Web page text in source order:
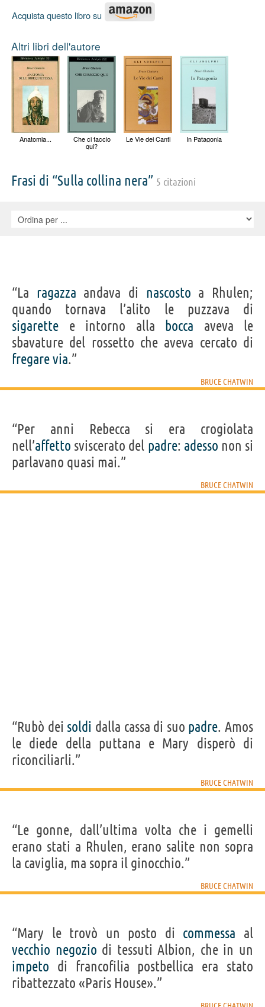
Acquista questo libro su
Altri libri dell'autore
Anatomia... Che ci faccio
qui?
Le Vie dei Canti In Patagonia
Frasi di “Sulla collina nera” 5 citazioni
“La ragazza andava di nascosto a Rhulen;
quando tornava l’alito le puzzava di
sigarette e intorno alla bocca aveva le
sbavature del rossetto che aveva cercato di
fregarevia.”
BRUCE CHATWIN
“Per anni Rebecca si era crogiolata
nell’affetto sviscerato del padre: adesso non si
parlavano quasi mai.”
BRUCE CHATWIN
“Rubò dei soldi dalla cassa di suo padre. Amos
le diede della puttana e Mary disperò di
riconciliarli.”
BRUCE CHATWIN
“Le gonne, dall’ultima volta che i gemelli
erano stati a Rhulen, erano salite non sopra
la caviglia, ma sopra il ginocchio.”
BRUCE CHATWIN
“Mary le trovò un posto di commessa al
vecchio negozio di tessuti Albion, che in un
impeto di francofilia postbellica era stato
ribattezzato «Paris House».”